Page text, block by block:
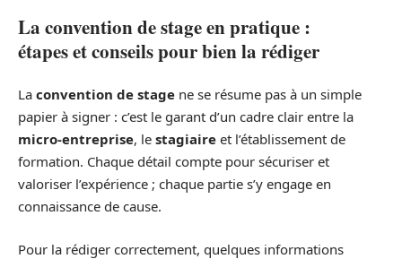
La convention de stage en pratique :
étapes et conseils pour bien la rédiger
La convention de stage ne se résume pas à un simple
papier à signer : c’est le garant d’un cadre clair entre la
micro-entreprise, le stagiaire et l’établissement de
formation. Chaque détail compte pour sécuriser et
valoriser l’expérience ; chaque partie s’y engage en
connaissance de cause.
Pour la rédiger correctement, quelques informations